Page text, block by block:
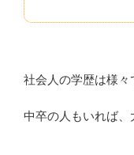
社会人の学歴は様々
中卒の人もいれば、